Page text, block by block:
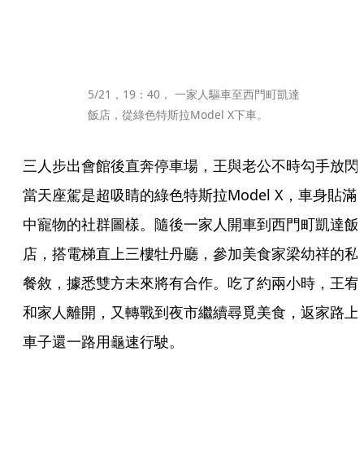
5/21，19：40， 一家人驅車至西門町凱達
飯店，從綠色特斯拉Model X下車。
三人步出會館後直奔停車場，王與老公不時勾手放閃
當天座駕是超吸睛的綠色特斯拉Model X，車身貼滿
中寵物的社群圖樣。隨後一家人開車到西門町凱達飯
店，搭電梯直上三樓牡丹廳，參加美食家梁幼祥的私
餐敘，據悉雙方未來將有合作。吃了約兩小時，王宥
和家人離開，又轉戰到夜市繼續尋覓美食，返家路上
車子還一路用龜速行駛。